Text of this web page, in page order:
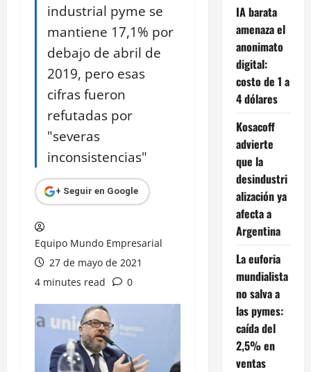
industrial pyme se
mantiene 17,1% por
debajo de abril de
2019, pero esas
cifras fueron
refutadas por
"severas
inconsistencias"
+ Seguir en Google
Equipo Mundo Empresarial
27 de mayo de 2021
4 minutes read
0
IA barata
amenaza el
anonimato
digital:
costo de 1 a
4 dólares
Kosacoff
advierte
que la
desindustri
alización ya
afecta a
Argentina
La euforia
mundialista
no salva a
las pymes:
caída del
2,5% en
ventas